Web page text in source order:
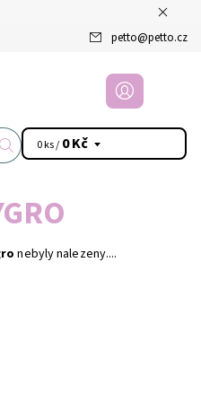
petto@petto.cz
0 ks / 0 Kč
nebyly nalezeny....